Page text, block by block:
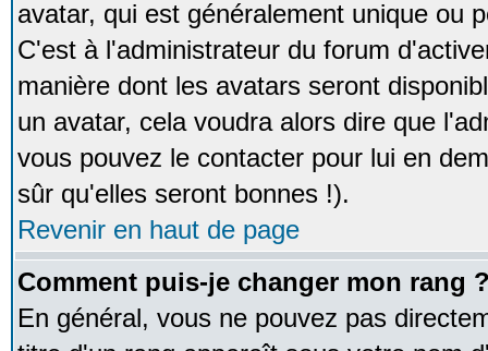
avatar, qui est généralement unique ou
C'est à l'administrateur du forum
manière dont les avatars seront
un avatar, cela voudra alors dire que
vous pouvez le contacter pour lui en
sûr qu'elles seront bonnes !).
Revenir en haut de page
Comment puis-je changer mon rang
En général, vous ne pouvez pas